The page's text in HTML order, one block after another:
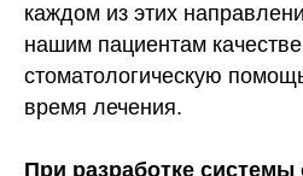
каждом из этих
нашим пациентам
стоматологическую
время лечения.
При разработке системы